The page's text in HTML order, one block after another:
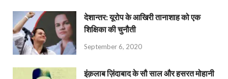
देशान्‍तर: यूरोप के आखिरी तानाशाह को एक
शिक्षिका की चुनौती
September 6, 2020
इंक़लाब ज़िंदाबाद के सौ साल और हसरत मोहानी